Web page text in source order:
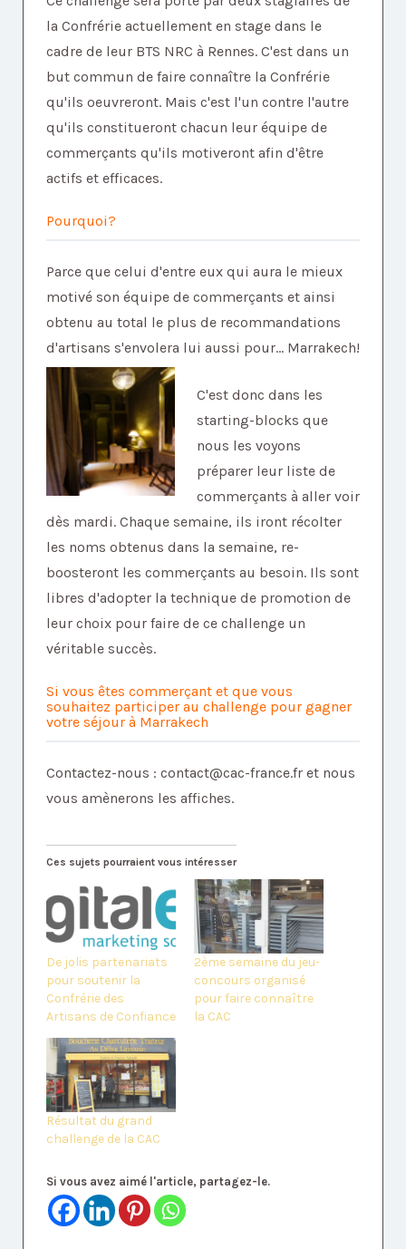
la Confrérie actuellement en stage dans le
cadre de leur BTS NRC à Rennes. C'est dans un
but commun de faire connaître la Confrérie
qu'ils oeuvreront. Mais c'est l'un contre l'autre
qu'ils constitueront chacun leur équipe de
commerçants qu'ils motiveront afin d'être
actifs et efficaces.
Pourquoi?
Parce que celui d'entre eux qui aura le mieux
motivé son équipe de commerçants et ainsi
obtenu au total le plus de recommandations
d'artisans s'envolera lui aussi pour... Marrakech!
C'est donc dans les
starting-blocks que
nous les voyons
préparer leur liste de
commerçants à aller voir
dès mardi. Chaque semaine, ils iront récolter
les noms obtenus dans la semaine, re-
boosteront les commerçants au besoin. Ils sont
libres d'adopter la technique de promotion de
leur choix pour faire de ce challenge un
véritable succès.
Si vous êtes commerçant et que vous
souhaitez participer au challenge pour gagner
votre séjour à Marrakech
Contactez-nous : contact@cac-france.fr et nous
vous amènerons les affiches.
Ces sujets pourraient vous intéresser
De jolis partenariats
pour soutenir la
Confrérie des
Artisans de Confiance
2ème semaine du jeu-
concours organisé
pour faire connaître
la CAC
Résultat du grand
challenge de la CAC
Si vous avez aimé l'article, partagez-le.